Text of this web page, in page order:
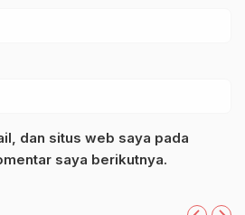
dan situs web saya pada
saya berikutnya.